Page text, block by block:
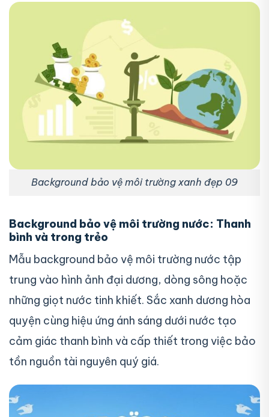
Background bảo vệ môi trường xanh đẹp 09
Background bảo vệ môi trường nước: Thanh
bình và trong trẻo
Mẫu background bảo vệ môi trường nước tập
trung vào hình ảnh đại dương, dòng sông hoặc
những giọt nước tinh khiết. Sắc xanh dương hòa
quyện cùng hiệu ứng ánh sáng dưới nước tạo
cảm giác thanh bình và cấp thiết trong việc bảo
tồn nguồn tài nguyên quý giá.